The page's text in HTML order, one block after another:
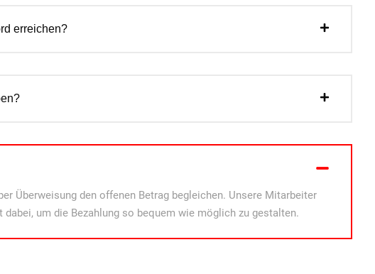
erreichen?
Überweisung den offenen Betrag begleichen. Unsere Mitarbeiter
um die Bezahlung so bequem wie möglich zu gestalten.